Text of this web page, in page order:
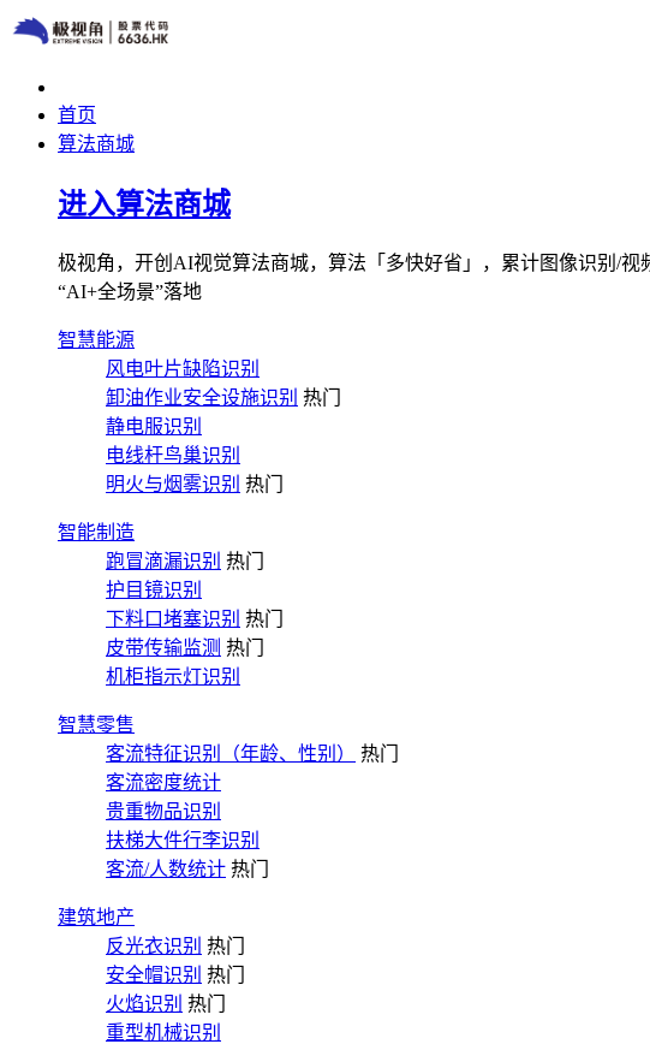
首页
算法商城
进入算法商城
极视角，开创AI视觉算法商城，算法「多快好省」，累计图像识别/视
“AI+全场景”落地
智慧能源
风电叶片缺陷识别
卸油作业安全设施识别 热门
静电服识别
电线杆鸟巢识别
明火与烟雾识别 热门
智能制造
跑冒滴漏识别 热门
护目镜识别
下料口堵塞识别 热门
皮带传输监测 热门
机柜指示灯识别
智慧零售
客流特征识别（年龄、性别）
热门
客流密度统计
贵重物品识别
扶梯大件行李识别
客流/人数统计 热门
建筑地产
反光衣识别 热门
安全帽识别 热门
火焰识别 热门
重型机械识别